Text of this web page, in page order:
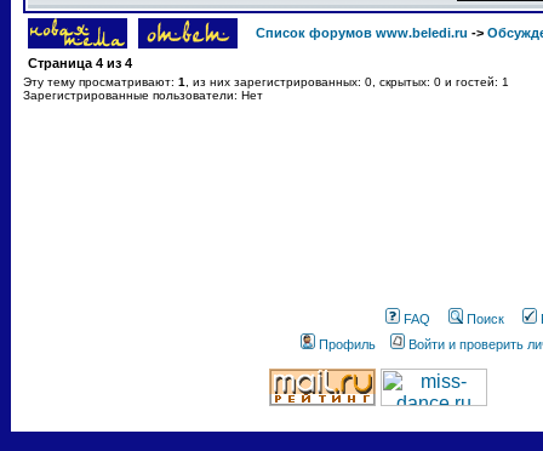
Список форумов www.beledi.ru ->
Страница 4 из 4
Эту тему просматривают: 1
, из них зарегистрированных: 0, скрытых: 0 и гостей: 1
Зарегистрированные пользователи: Нет
FAQ Поиск
Профиль
Войти и проверить